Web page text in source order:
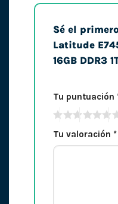
Sé el
Latitude
16GB DDR3
Tu puntuación
Tu valoración *